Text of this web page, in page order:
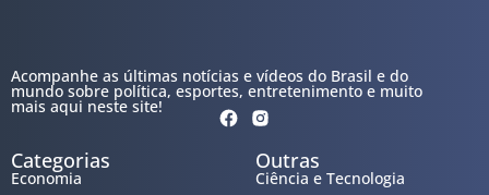
Acompanhe as últimas notícias e vídeos do Brasil e do
mundo sobre política, esportes, entretenimento e muito
mais aqui neste site!
Categorias
Economia
Outras
Ciência e Tecnologia